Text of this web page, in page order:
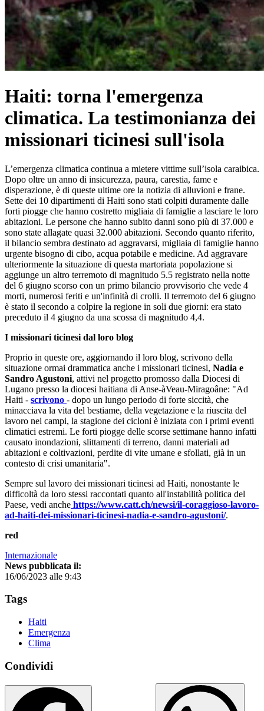
Haiti: torna l'emergenza
climatica. La testimonianza dei
missionari ticinesi sull'isola
L’emergenza climatica continua a mietere vittime sull’isola caraibica.
Dopo oltre un anno di insicurezza, paura, carestia, fame e
disperazione, è di queste ultime ore la notizia di alluvioni e frane.
Sette dei 10 dipartimenti di Haiti sono stati colpiti duramente dalle
forti piogge che hanno costretto migliaia di famiglie a lasciare le loro
abitazioni. Le persone che hanno subito danni sono più di 37.000 e
sono state allagate quasi 32.000 abitazioni. Secondo quanto riferito,
il bilancio sembra destinato ad aggravarsi, migliaia di famiglie hanno
urgente bisogno di cibo, acqua potabile e medicine. Ad aggravare
ulteriormente la situazione di questa martoriata popolazione si
aggiunge un altro terremoto di magnitudo 5.5 registrato nella notte
del 6 giugno scorso con un primo bilancio provvisorio che vede 4
morti, numerosi feriti e un'infinità di crolli. Il terremoto del 6 giugno
è stato il secondo a colpire la regione in soli due giorni: era stato
preceduto il 4 giugno da una scossa di magnitudo 4,4.
I missionari ticinesi dal loro blog
Proprio in queste ore, aggiornando il loro blog, scrivono della
situazione ormai drammatica anche i missionari ticinesi, Nadia e
Sandro Agustoni, attivi nel progetto promosso dalla Diocesi di
Lugano presso la diocesi haitiana di Anse-àVeau-Miragoâne: "Ad
Haiti - scrivono - dopo un lungo periodo di forte siccità, che
minacciava la vita del bestiame, della vegetazione e la riuscita del
lavoro nei campi, la stagione dei cicloni è iniziata con i primi eventi
climatici estremi. Le forti piogge delle scorse settimane hanno infatti
causato inondazioni, slittamenti di terreno, danni materiali ad
abitazioni e coltivazioni, perdite di vite umane e sfollati, già in un
contesto di crisi umanitaria".
Sempre sul lavoro dei missionari ticinesi ad Haiti, nonostante le
difficoltà da loro stessi raccontati quanto all'instabilità politica del
Paese, vedi anche https://www.catt.ch/newsi/il-coraggioso-lavoro-
ad-haiti-dei-missionari-ticinesi-nadia-e-sandro-agustoni/.
red
Internazionale
News pubblicata il:
16/06/2023 alle 9:43
Tags
Haiti
Emergenza
Clima
Condividi